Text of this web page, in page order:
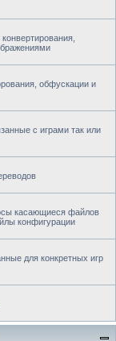
обфускации и
с играми так или
касающиеся файлов
конфигурации
для конкретных игр